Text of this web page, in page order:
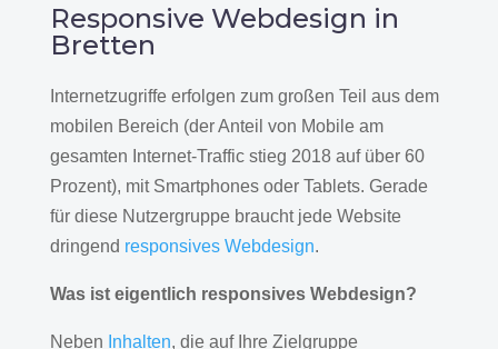
Responsive Webdesign in
Bretten
Internetzugriffe erfolgen zum großen Teil aus dem
mobilen Bereich (der Anteil von Mobile am
gesamten Internet-Traffic stieg 2018 auf über 60
Prozent), mit Smartphones oder Tablets. Gerade
für diese Nutzergruppe braucht jede Website
dringend responsives Webdesign.
Was ist eigentlich responsives Webdesign?
Neben Inhalten, die auf Ihre Zielgruppe